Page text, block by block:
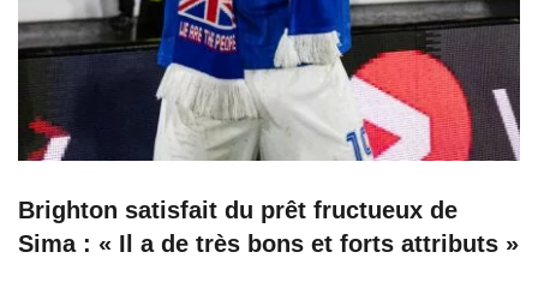
Brighton satisfait du prêt fructueux de
Sima : « Il a de très bons et forts attributs »